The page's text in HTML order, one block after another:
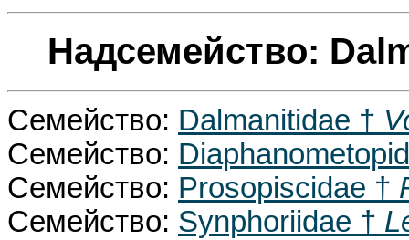
Надсемейство:
Семейство: Dalmanitidae †
Семейство:
Семейство: Prosopiscidae †
Семейство: Synphoriidae †